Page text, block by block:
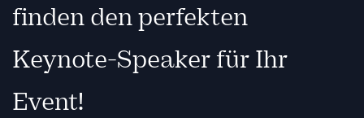
finden den perfekten
Keynote-Speaker für Ihr
Event!